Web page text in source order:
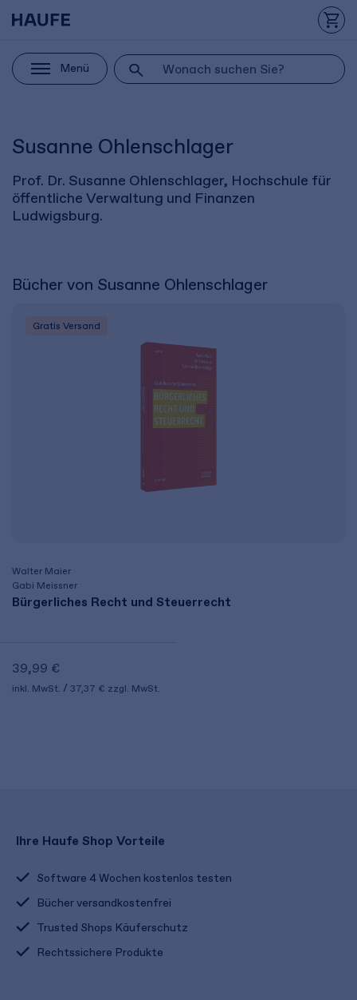
Menü
Susanne Ohlenschlager
Prof. Dr. Susanne Ohlenschlager, Hochschule für
öffentliche Verwaltung und Finanzen
Ludwigsburg.
Bücher von Susanne Ohlenschlager
Gratis Versand
Walter Maier
Gabi Meissner
Bürgerliches Recht und Steuerrecht
39,99 €
inkl. MwSt. 37,37 € zzgl. MwSt.
Ihre Haufe Shop Vorteile
Software 4 Wochen kostenlos testen
Bücher versandkostenfrei
Trusted Shops Käuferschutz
Rechtssichere Produkte